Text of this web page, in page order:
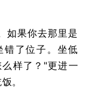
如果你去那里是
错了位子。坐低
样了？"更进一
。